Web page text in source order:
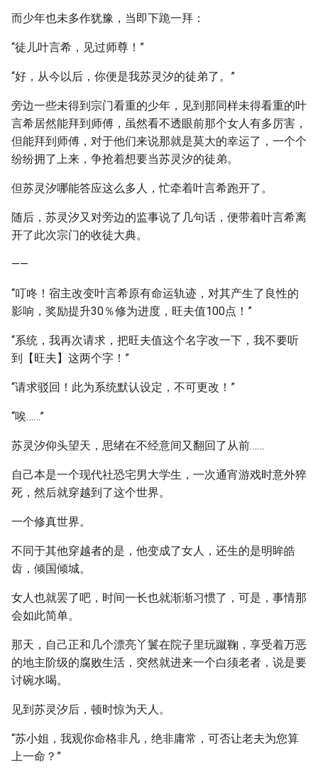
而少年也未多作犹豫，当即下跪一拜：
“徒儿叶言希，见过师尊！”
“好，从今以后，你便是我苏灵汐的徒弟了。”
旁边一些未得到宗门看重的少年，见到那同样未得看重的叶
言希居然能拜到师傅，虽然看不透眼前那个女人有多厉害，
但能拜到师傅，对于他们来说那就是莫大的幸运了，一个个
纷纷拥了上来，争抢着想要当苏灵汐的徒弟。
但苏灵汐哪能答应这么多人，忙牵着叶言希跑开了。
随后，苏灵汐又对旁边的监事说了几句话，便带着叶言希离
开了此次宗门的收徒大典。
——
“叮咚！宿主改变叶言希原有命运轨迹，对其产生了良性的
影响，奖励提升30％修为进度，旺夫值100点！”
“系统，我再次请求，把旺夫值这个名字改一下，我不要听
到【旺夫】这两个字！”
“请求驳回！此为系统默认设定，不可更改！”
“唉……”
苏灵汐仰头望天，思绪在不经意间又翻回了从前……
自己本是一个现代社恐宅男大学生，一次通宵游戏时意外猝
死，然后就穿越到了这个世界。
一个修真世界。
不同于其他穿越者的是，他变成了女人，还生的是明眸皓
齿，倾国倾城。
女人也就罢了吧，时间一长也就渐渐习惯了，可是，事情那
会如此简单。
那天，自己正和几个漂亮丫鬟在院子里玩蹴鞠，享受着万恶
的地主阶级的腐败生活，突然就进来一个白须老者，说是要
讨碗水喝。
见到苏灵汐后，顿时惊为天人。
“苏小姐，我观你命格非凡，绝非庸常，可否让老夫为您算
上一命？”